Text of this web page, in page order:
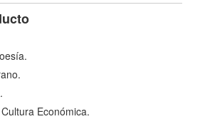
Económica.